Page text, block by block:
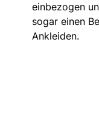
einbezogen
sogar einen
Ankleiden.